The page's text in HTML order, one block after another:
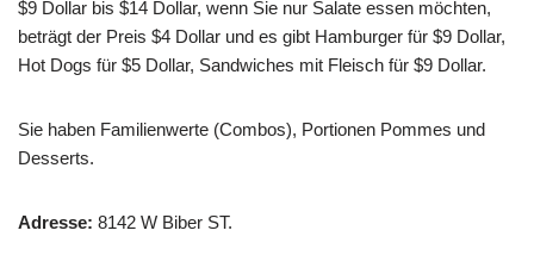
$9 Dollar bis $14 Dollar, wenn Sie nur Salate essen möchten,
beträgt der Preis $4 Dollar und es gibt Hamburger für $9 Dollar,
Hot Dogs für $5 Dollar, Sandwiches mit Fleisch für $9 Dollar.
Sie haben Familienwerte (Combos), Portionen Pommes und
Desserts.
Adresse: 8142 W Biber ST.